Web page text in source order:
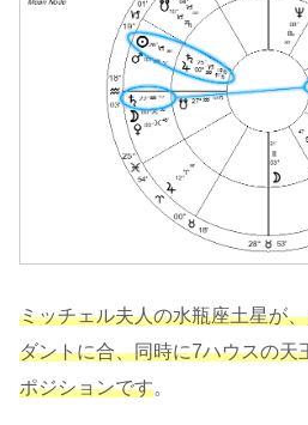
ミッチェル夫人の水瓶座土星が
ダントに合、同時に7ハウスの天
ポジションです。